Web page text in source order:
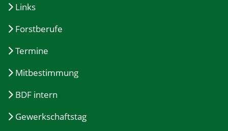
Links
Forstberufe
Termine
Mitbestimmung
BDF intern
Gewerkschaftstag